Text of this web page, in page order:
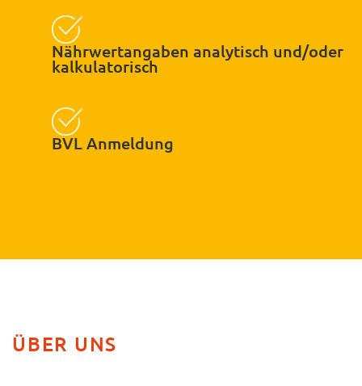
Nährwertangaben analytisch und/oder
kalkulatorisch
BVL Anmeldung
ÜBER UNS